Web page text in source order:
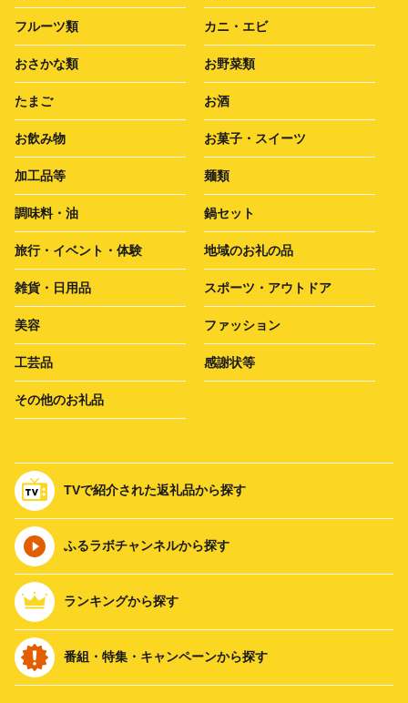
フルーツ類 カニ・エビ
おさかな類 お野菜類
たまご お酒
お飲み物 お菓子・スイーツ
加工品等 麺類
調味料・油 鍋セット
旅行・イベント・体験 地域のお礼の品
雑貨・日用品 スポーツ・アウトドア
美容 ファッション
工芸品 感謝状等
その他のお礼品
TVで紹介された返礼品から探す
ふるラボチャンネルから探す
ランキングから探す
番組・特集・キャンペーンから探す